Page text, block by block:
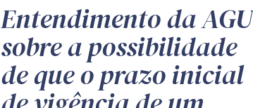
Entendimento da AGU
sobre a possibilidade
de que o prazo inicial